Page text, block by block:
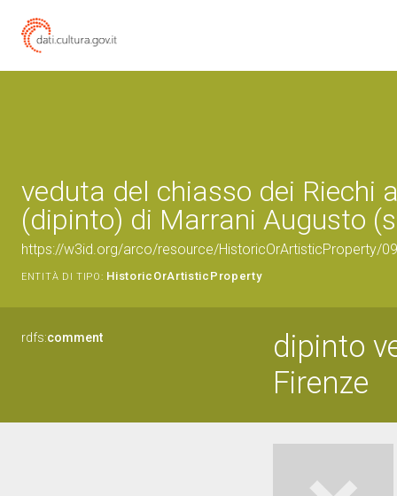
veduta del chiasso dei Riechi
(dipinto) di Marrani Augusto
https://w3id.org/arco/resource/HistoricOrArtisticProperty/
ENTITÀ DI TIPO: HistoricOrArtisticProperty
rdfs:comment
dipinto
Firenze